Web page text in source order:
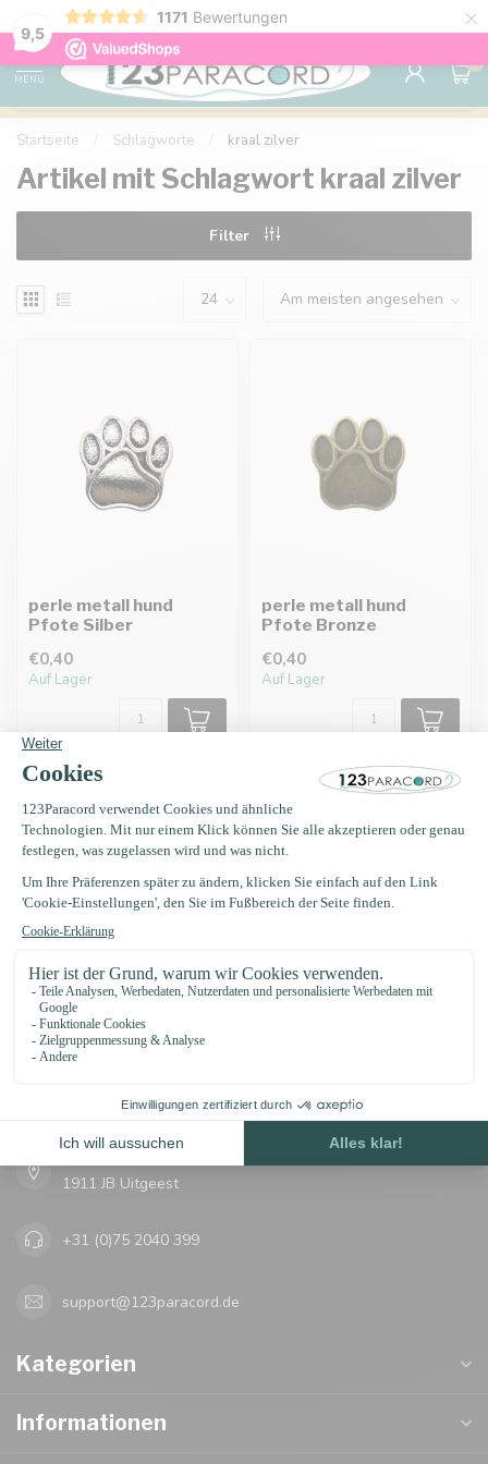
9,5
1171 Bewertungen ×
Kostenlose Lieferung nach Hause ab 150 €
MENU
0
Startseite Schlagworte kraal zilver
Artikel mit Schlagwort kraal zilver
Filter
perle metall hund
Pfote Silber
€0,40
Auf Lager
perle metall hund
Pfote Bronze
€0,40
Auf Lager
Erhalten Sie Nachrichten?
Erhalten Sie sofort 5 % Rabatt!
Oosterwerf 4
1911 JB Uitgeest
+31 (0)75 2040 399
support@123paracord.de
Kategorien
Informationen